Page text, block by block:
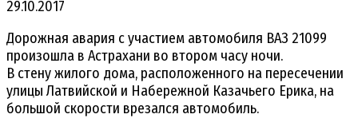
29.10.2017
Дорожная авария с участием автомобиля ВАЗ 21099
произошла в Астрахани во втором часу ночи.
В стену жилого дома, расположенного на пересечении
улицы Латвийской и Набережной Казачьего Ерика, на
большой скорости врезался автомобиль.